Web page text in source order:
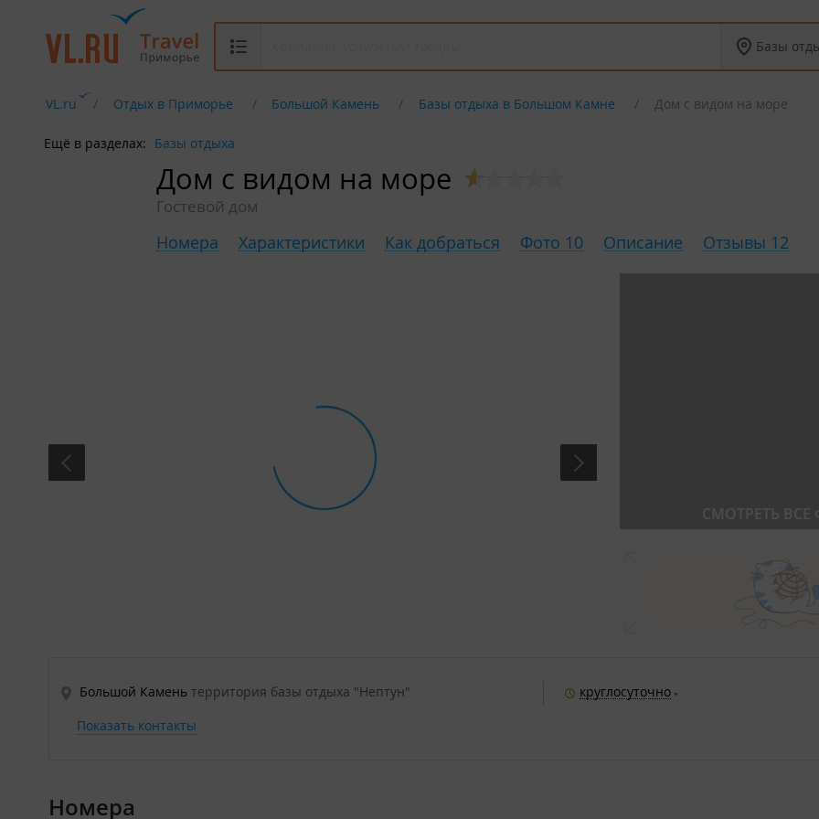
Базы
VL.ru Отдых в Приморье Большой Камень Базы отдыха в Большом Камне Дом с видом на море
Ещё в разделах: Базы отдыха
Дом с видом на море
Гостевой дом
Номера Характеристики Как добраться Фото 10 Описание Отзывы 12
Большой Камень территория базы отдыха "Нептун"
круглосуточно
Показать контакты
Номера